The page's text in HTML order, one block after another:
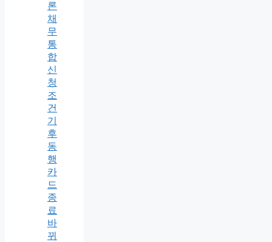
론
채
무
통
합
신
청
조
건
기
후
동
행
카
드
종
료
바
뀌